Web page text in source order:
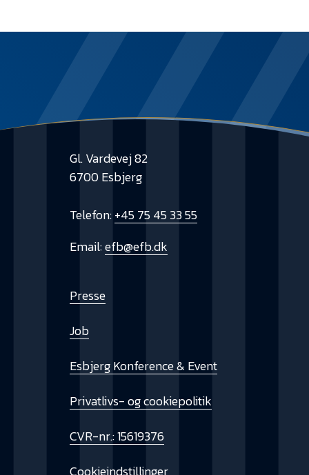
Gl. Vardevej 82
6700 Esbjerg
Telefon:+45 75 45 33 55
Email:efb@efb.dk
Presse
Job
Esbjerg Konference & Event
Privatlivs- og cookiepolitik
CVR-nr.: 15619376